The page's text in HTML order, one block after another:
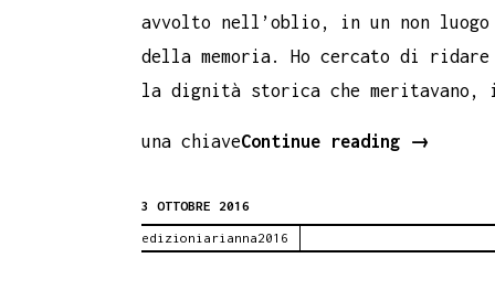
avvolto nell’oblio, in un non luogo
della memoria. Ho cercato di
la dignità storica che meritavano,
una chiaveContinue reading
Donne
→
3 OTTOBRE 2016
edizioniarianna2016